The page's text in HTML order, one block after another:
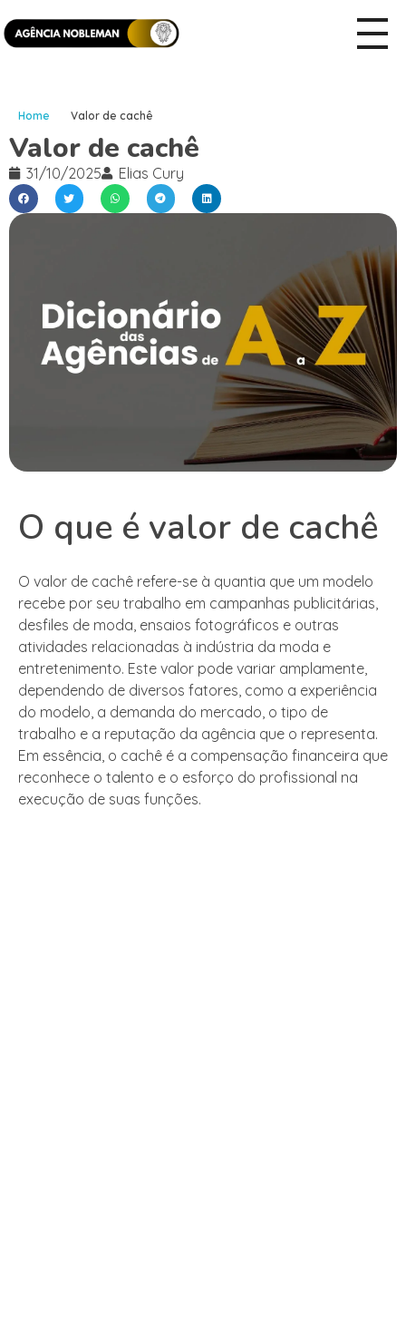
Home Valor de cachê
Valor de cachê
31/10/2025 Elias Cury
O que é valor de cachê
O valor de cachê refere-se à quantia que um modelo
recebe por seu trabalho em campanhas publicitárias,
desfiles de moda, ensaios fotográficos e outras
atividades relacionadas à indústria da moda e
entretenimento. Este valor pode variar amplamente,
dependendo de diversos fatores, como a experiência
do modelo, a demanda do mercado, o tipo de
trabalho e a reputação da agência que o representa.
Em essência, o cachê é a compensação financeira que
reconhece o talento e o esforço do profissional na
execução de suas funções.